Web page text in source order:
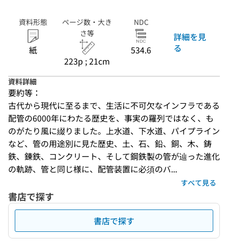
資料形態
紙
ページ数・大き
さ等
223p ; 21cm
NDC
534.6
詳細を見
る
資料詳細
要約等：
古代から現代に至るまで、生活に不可欠なインフラである
配管の6000年にわたる歴史を、事実の羅列ではなく、も
のがたり風に綴りました。上水道、下水道、パイプライン
など、管の用途別に見た歴史、土、石、鉛、銅、木、鋳
鉄、錬鉄、コンクリート、そして鋼鉄製の管が辿った進化
の軌跡、管と同じ様に、配管装置に必須のバ...
すべて見る
書店で探す
書店で探す